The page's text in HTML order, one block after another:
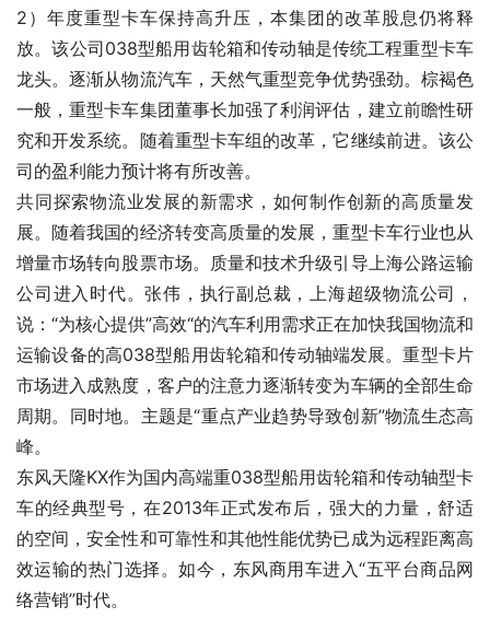
2）年度重型卡车保持高升压，本集团的改革股息仍将释
放。该公司038型船用齿轮箱和传动轴是传统工程重型卡车
龙头。逐渐从物流汽车，天然气重型竞争优势强劲。棕褐色
一般，重型卡车集团董事长加强了利润评估，建立前瞻性研
究和开发系统。随着重型卡车组的改革，它继续前进。该公
司的盈利能力预计将有所改善。
共同探索物流业发展的新需求，如何制作创新的高质量发
展。随着我国的经济转变高质量的发展，重型卡车行业也从
增量市场转向股票市场。质量和技术升级引导上海公路运输
公司进入时代。张伟，执行副总裁，上海超级物流公司，
说：“为核心提供”高效“的汽车利用需求正在加快我国物流和
运输设备的高038型船用齿轮箱和传动轴端发展。重型卡片
市场进入成熟度，客户的注意力逐渐转变为车辆的全部生命
周期。同时地。主题是“重点产业趋势导致创新”物流生态高
峰。
东风天隆KX作为国内高端重038型船用齿轮箱和传动轴型卡
车的经典型号，在2013年正式发布后，强大的力量，舒适
的空间，安全性和可靠性和其他性能优势已成为远程距离高
效运输的热门选择。如今，东风商用车进入“五平台商品网
络营销”时代。